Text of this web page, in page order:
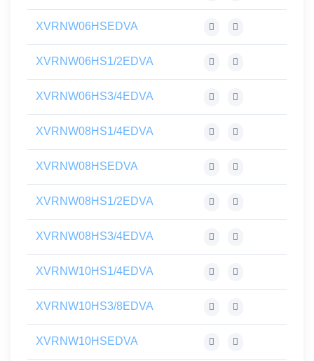
XVRNW06HSEDVA
XVRNW06HS1/2EDVA
XVRNW06HS3/4EDVA
XVRNW08HS1/4EDVA
XVRNW08HSEDVA
XVRNW08HS1/2EDVA
XVRNW08HS3/4EDVA
XVRNW10HS1/4EDVA
XVRNW10HS3/8EDVA
XVRNW10HSEDVA